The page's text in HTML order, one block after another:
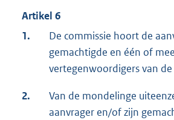
Artikel 6
1.
De commissie hoort de
gemachtigde en één of
vertegenwoordigers van
2.
Van de mondelinge
aanvrager en/of zijn